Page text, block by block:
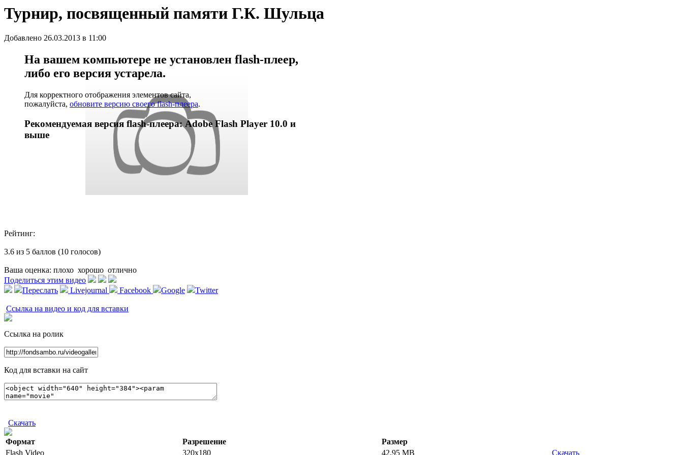
Турнир, посвященный памяти Г.К. Шульца
Добавлено 26.03.2013 в 11:00
На вашем компьютере не установлен flash-плеер,
либо его версия устарела.
Для корректного отображения элементов сайта,
пожалуйста, обновите версию своего flash-плеера.
Рекомендуемая версия flash-плеера: Adobe Flash Player 10.0 и
выше
Рейтинг:
3.6 из 5 баллов (10 голосов)
Ваша оценка: плохо хорошо отлично
Поделиться этим видео
Переслать
Livejournal Facebook Google Twitter
Ссылка на видео и код для вставки
Ссылка на ролик
Код для вставки на сайт
Скачать
Формат Разрешение
Размер
Flash Video
320x180 42.95 MB Скачать